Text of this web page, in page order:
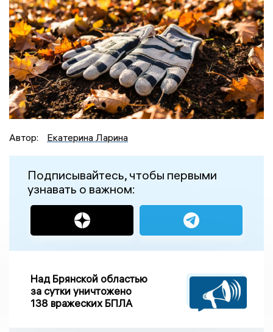
Автор: Екатерина Ларина
Подписывайтесь, чтобы первыми
узнавать о важном:
Над Брянской областью
за сутки уничтожено
138 вражеских БПЛА